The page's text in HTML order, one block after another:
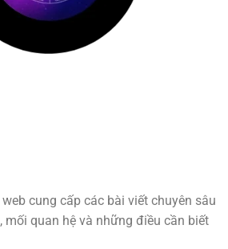
cung cấp các bài viết chuyên sâu
mối quan hệ và những điều cần biết